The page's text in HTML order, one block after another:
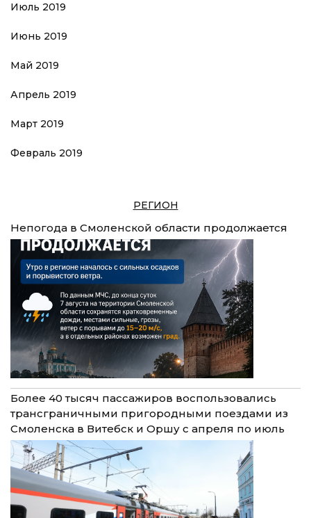
Июль 2019
Июнь 2019
Май 2019
Апрель 2019
Март 2019
Февраль 2019
РЕГИОН
Непогода в Смоленской области продолжается
Более 40 тысяч пассажиров воспользовались
трансграничными пригородными поездами из
Смоленска в Витебск и Оршу с апреля по июль